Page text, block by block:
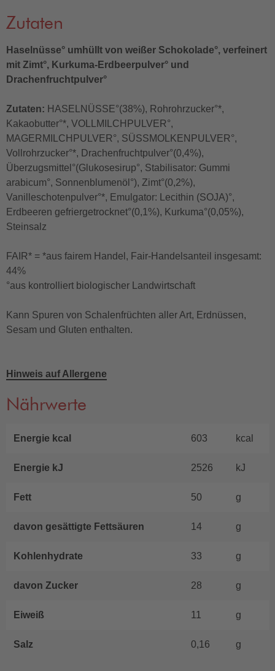
Zutaten
Haselnüsse° umhüllt von weißer Schokolade°, verfeinert
mit Zimt°, Kurkuma-Erdbeerpulver° und
Drachenfruchtpulver°
Zutaten: HASELNÜSSE°(38%), Rohrohrzucker°*,
Kakaobutter°*, VOLLMILCHPULVER°,
MAGERMILCHPULVER°, SÜSSMOLKENPULVER°,
Vollrohrzucker°*, Drachenfruchtpulver°(0,4%),
Überzugsmittel°(Glukosesirup°, Stabilisator: Gummi
arabicum°, Sonnenblumenöl°), Zimt°(0,2%),
Vanilleschotenpulver°*, Emulgator: Lecithin (SOJA)°,
Erdbeeren gefriergetrocknet°(0,1%), Kurkuma°(0,05%),
Steinsalz
FAIR* = *aus fairem Handel, Fair-Handelsanteil insgesamt:
44%
°aus kontrolliert biologischer Landwirtschaft
Kann Spuren von Schalenfrüchten aller Art, Erdnüssen,
Sesam und Gluten enthalten.
Hinweis auf Allergene
Nährwerte
Energie kcal 603 kcal
Energie kJ 2526 kJ
Fett 50 g
davon gesättigte Fettsäuren 14 g
Kohlenhydrate 33 g
davon Zucker 28 g
Eiweiß 11 g
Salz 0,16 g